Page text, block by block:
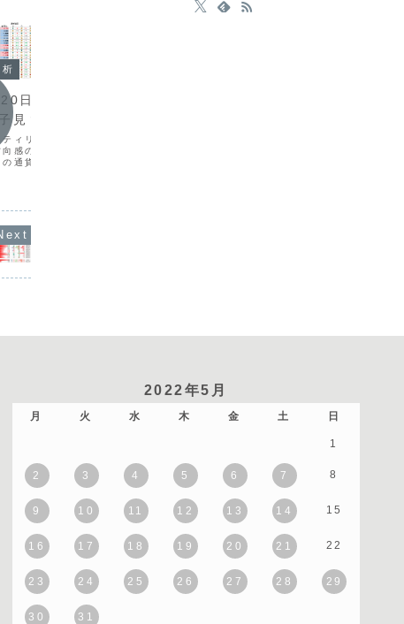
日（月）方向感
見？
ィリティが低下してお
感の乏しい展開が続い
通貨ペアで値動きが収
2022年5月
月 火 水 木 金 土 日
1
2 3 4 5 6 7 8
9 10 11 12 13 14 15
16 17 18 19 20 21 22
23 24 25 26 27 28 29
30 31